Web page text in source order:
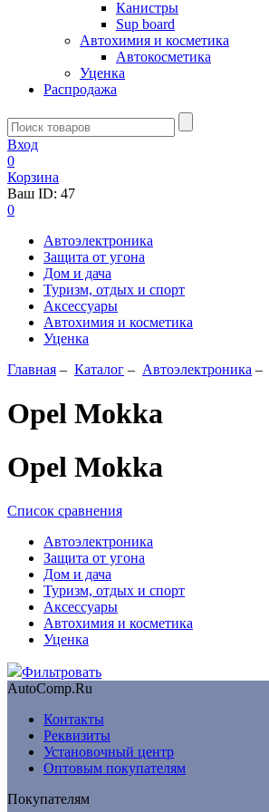
Канистры
Sup board
Автохимия и косметика
Автокосметика
Уценка
Распродажа
Вход
0
Корзина
Ваш ID: 47
0
Автоэлектроника
Защита от угона
Дом и дача
Туризм, отдых и спорт
Аксессуары
Автохимия и косметика
Уценка
Главная – Каталог – Автоэлектроника –
Opel Mokka
Opel Mokka
Список сравнения
Автоэлектроника
Защита от угона
Дом и дача
Туризм, отдых и спорт
Аксессуары
Автохимия и косметика
Уценка
Фильтровать
AutoComp.Ru
Контакты
Реквизиты
Установочный центр
Оптовым покупателям
Покупателям